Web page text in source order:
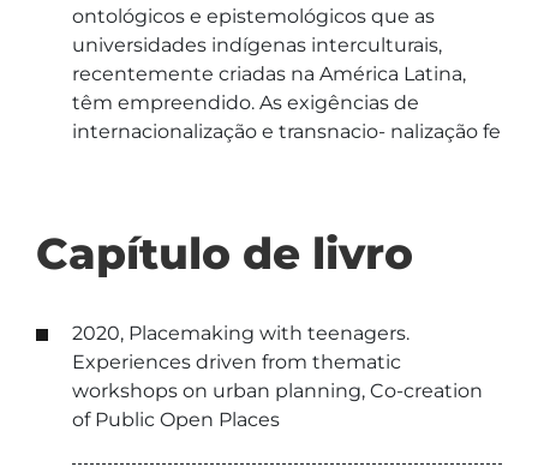
ontológicos e epistemológicos que as
universidades indígenas interculturais,
recentemente criadas na América Latina,
têm empreendido. As exigências de
internacionalização e transnacio- nalização fe
Capítulo de livro
2020, Placemaking with teenagers.
Experiences driven from thematic
workshops on urban planning, Co-creation
of Public Open Places